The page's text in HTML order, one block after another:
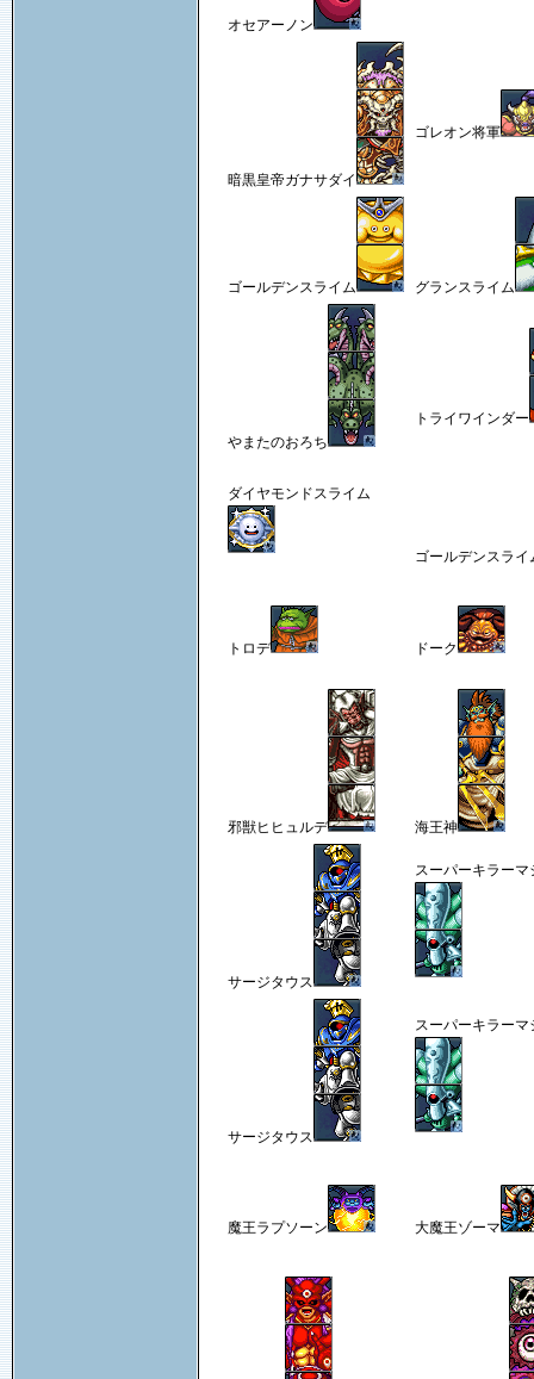
オセアーノン
暗黒皇帝ガナサダイ
ゴレオン将軍
ゴールデンスライム グランスライム
やまたのおろち
トライワインダー
ダイヤモンドスライム
ゴールデンスライ
トロデ ドーク
邪獣ヒヒュルデ 海王神
サージタウス
スーパーキラーマ
サージタウス
スーパーキラーマ
魔王ラプソーン 大魔王ゾーマ